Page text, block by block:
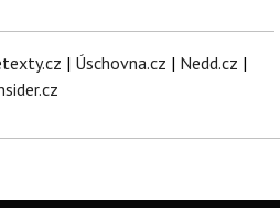
| Úschovna.cz | Nedd.cz |